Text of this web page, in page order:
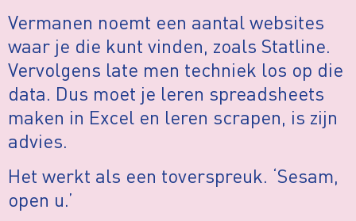
Vermanen noemt een aantal websites
waar je die kunt vinden, zoals Statline.
Vervolgens late men techniek los op die
data. Dus moet je leren spreadsheets
maken in Excel en leren scrapen, is zijn
advies.
Het werkt als een toverspreuk. ‘Sesam,
open u.’